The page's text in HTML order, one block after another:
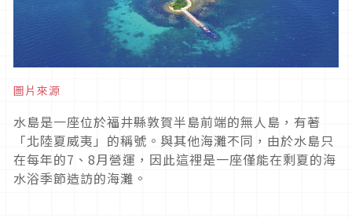
圖片來源
水島是一座位於福井縣敦賀半島前端的無人島，有著
「北陸夏威夷」的稱號。與其他海灘不同，由於水島只
在每年的7 、 8月營運，因此這裡是一座僅能在剩夏的海
水浴季節造訪的海灘。